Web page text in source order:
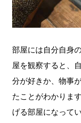
部屋には自分自身
屋を観察すると、
分が好きか、物事
たことがわかりま
げる部屋になって